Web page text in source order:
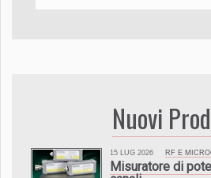
Nuovi
15 LUG 2026 RF E
Misuratore di